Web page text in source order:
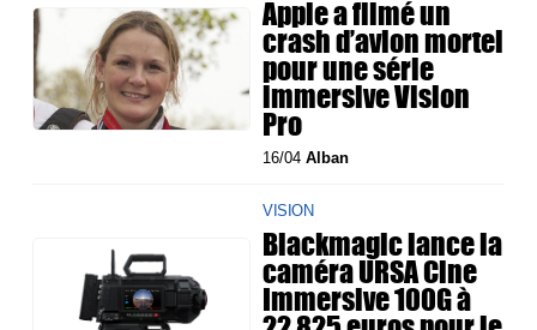
Apple a filmé un
crash d’avion mortel
pour une série
immersive Vision
Pro
16/04Alban
VISION
Blackmagic lance la
caméra URSA Cine
Immersive 100G à